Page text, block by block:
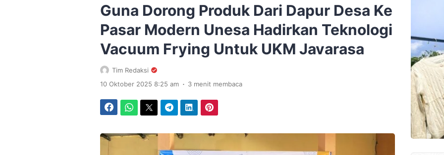
Guna Dorong Produk Dari Dapur Desa Ke
Pasar Modern Unesa Hadirkan Teknologi
Vacuum Frying Untuk UKM Javarasa
Tim Redaksi
10 Oktober 2025 8:25 am . 3 menit membaca